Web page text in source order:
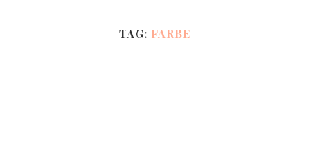
TAG: FARBE